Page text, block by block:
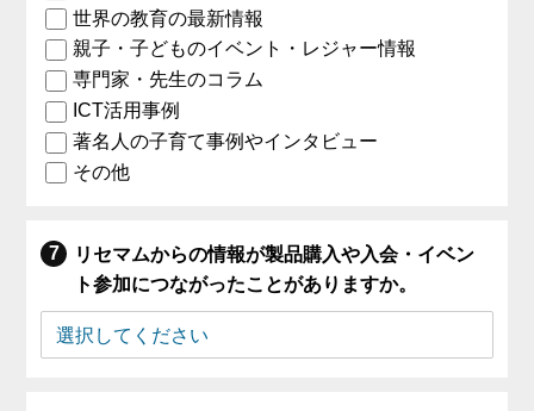
世界の教育の最新情報
親子・子どものイベント・レジャー情報
専門家・先生のコラム
ICT活用事例
著名人の子育て事例やインタビュー
その他
リセマムからの情報が製品購入や入会・イベン
ト参加につながったことがありますか。